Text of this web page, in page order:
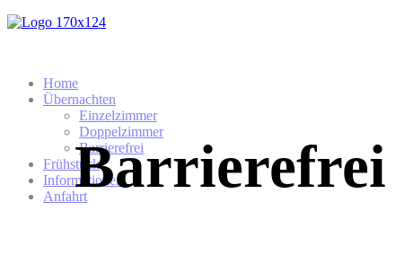
Home
Übernachten
Einzelzimmer
Doppelzimmer
Barrierefrei
Frühstück
Informationen
AnfahrtBarrierefrei